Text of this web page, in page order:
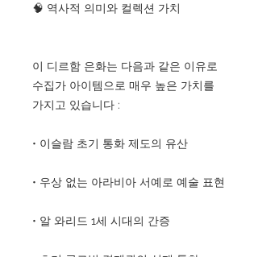
🧠 역사적 의미와 컬렉션 가치
이 디르함 은화는 다음과 같은 이유로
수집가 아이템으로 매우 높은 가치를
가지고 있습니다 :
• 이슬람 초기 통화 제도의 유산
• 우상 없는 아라비아 서예로 예술 표현
• 알 와리드 1세 시대의 간증